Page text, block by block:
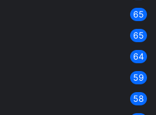
65
65
64
59
58